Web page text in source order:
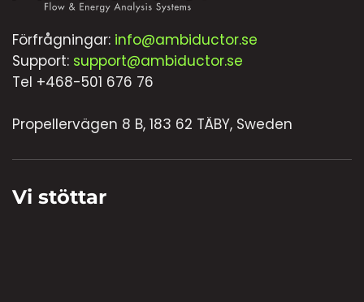
Förfrågningar: info@ambiductor.se
Support: support@ambiductor.se
Tel +468-501 676 76
Propellervägen 8 B, 183 62 TÄBY, Sweden
Vi stöttar